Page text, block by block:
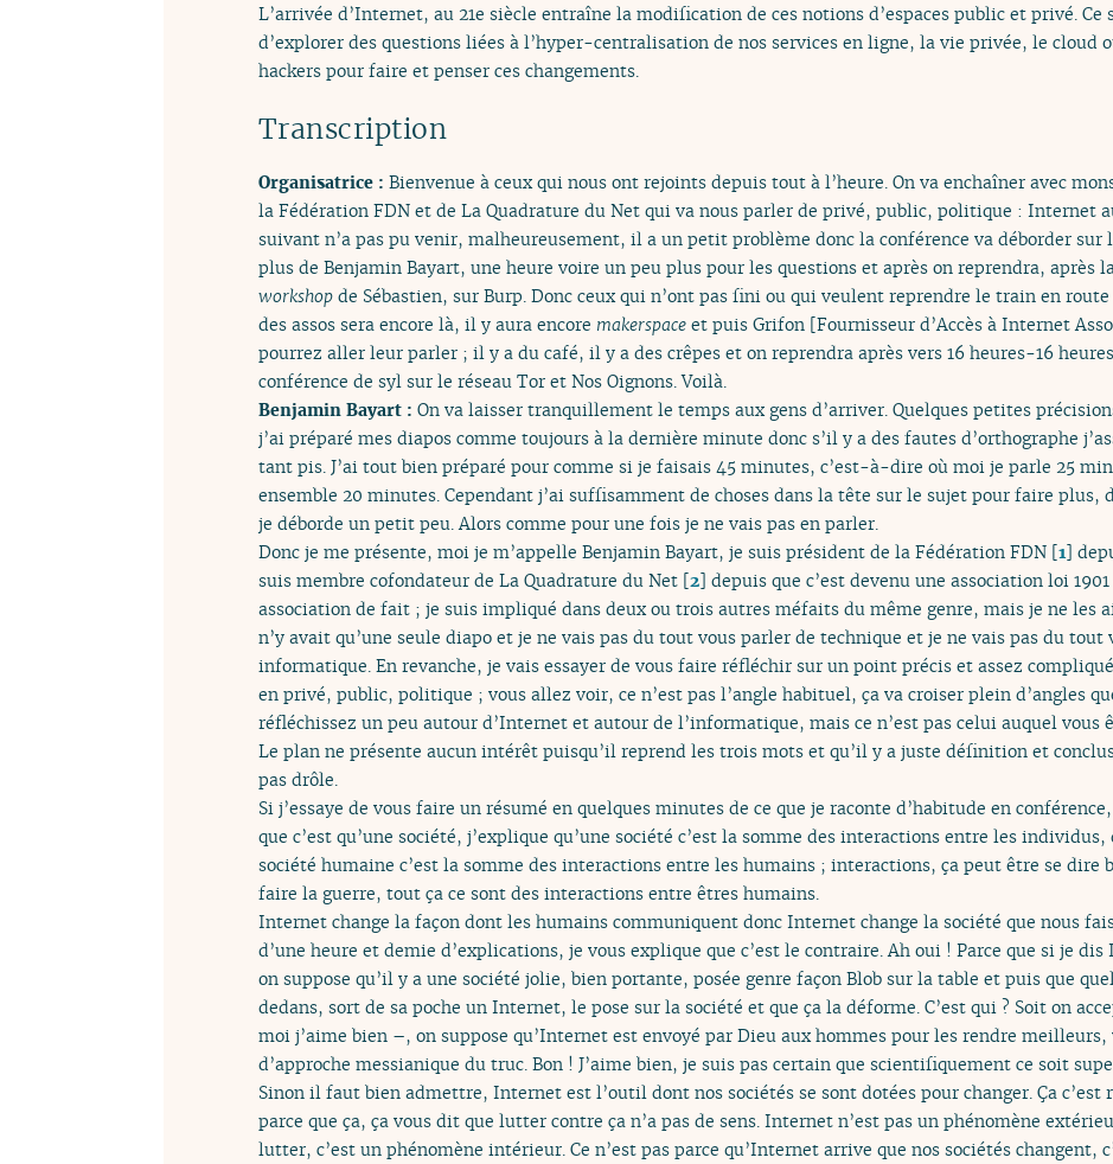
L’arrivée d’Internet, au 21e siècle entraîne la modification de ces notions d’espaces public et privé. Ce
d’explorer des questions liées à l’hyper-centralisation de nos services en ligne, la vie privée, le cloud
hackers pour faire et penser ces changements.
Transcription
Organisatrice : Bienvenue à ceux qui nous ont rejoints depuis tout à l’heure. On va enchaîner avec
la Fédération FDN et de La Quadrature du Net qui va nous parler de privé, public, politique : Internet
suivant n’a pas pu venir, malheureusement, il a un petit problème donc la conférence va déborder sur
plus de Benjamin Bayart, une heure voire un peu plus pour les questions et après on reprendra, après
workshop de Sébastien, sur Burp. Donc ceux qui n’ont pas fini ou qui veulent reprendre le train en
des assos sera encore là, il y aura encore makerspace et puis Grifon [Fournisseur d’Accès à Internet
pourrez aller leur parler ; il y a du café, il y a des crêpes et on reprendra après vers 16 heures-16
conférence de syl sur le réseau Tor et Nos Oignons. Voilà.
Benjamin Bayart : On va laisser tranquillement le temps aux gens d’arriver. Quelques petites
j’ai préparé mes diapos comme toujours à la dernière minute donc s’il y a des fautes d’orthographe
tant pis. J’ai tout bien préparé pour comme si je faisais 45 minutes, c’est-à-dire où moi je parle 25
ensemble 20 minutes. Cependant j’ai suffisamment de choses dans la tête sur le sujet pour faire plus,
je déborde un petit peu. Alors comme pour une fois je ne vais pas en parler.
Donc je me présente, moi je m’appelle Benjamin Bayart, je suis président de la Fédération FDN [1]
suis membre cofondateur de La Quadrature du Net [2] depuis que c’est devenu une association loi
association de fait ; je suis impliqué dans deux ou trois autres méfaits du même genre, mais je ne les
n’y avait qu’une seule diapo et je ne vais pas du tout vous parler de technique et je ne vais pas du tout
informatique. En revanche, je vais essayer de vous faire réfléchir sur un point précis et assez
en privé, public, politique ; vous allez voir, ce n’est pas l’angle habituel, ça va croiser plein d’angles
réfléchissez un peu autour d’Internet et autour de l’informatique, mais ce n’est pas celui auquel vous
Le plan ne présente aucun intérêt puisqu’il reprend les trois mots et qu’il y a juste définition et
pas drôle.
Si j’essaye de vous faire un résumé en quelques minutes de ce que je raconte d’habitude en
que c’est qu’une société, j’explique qu’une société c’est la somme des interactions entre les
société humaine c’est la somme des interactions entre les humains ; interactions, ça peut être se dire
faire la guerre, tout ça ce sont des interactions entre êtres humains.
Internet change la façon dont les humains communiquent donc Internet change la société que nous
d’une heure et demie d’explications, je vous explique que c’est le contraire. Ah oui ! Parce que si je
on suppose qu’il y a une société jolie, bien portante, posée genre façon Blob sur la table et puis que
dedans, sort de sa poche un Internet, le pose sur la société et que ça la déforme. C’est qui ? Soit on
moi j’aime bien –, on suppose qu’Internet est envoyé par Dieu aux hommes pour les rendre meilleurs,
d’approche messianique du truc. Bon ! J’aime bien, je suis pas certain que scientifiquement ce soit
Sinon il faut bien admettre, Internet est l’outil dont nos sociétés se sont dotées pour changer. Ça
parce que ça, ça vous dit que lutter contre ça n’a pas de sens. Internet n’est pas un phénomène
lutter, c’est un phénomène intérieur. Ce n’est pas parce qu’Internet arrive que nos sociétés changent,